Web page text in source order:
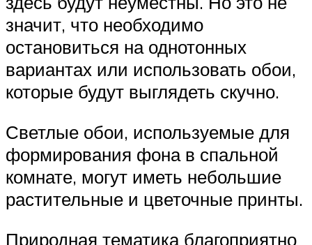
значит, что необходимо
остановиться на однотонных
вариантах или использовать обои,
которые будут выглядеть скучно.
Светлые обои, используемые для
формирования фона в спальной
комнате, могут иметь небольшие
растительные и цветочные принты.
Природная тематика благоприятно